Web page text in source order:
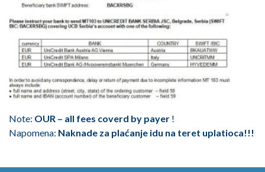
Note: OUR – all fees coverd by payer !
Napomena: Naknade za plaćanje idu na teret uplatioca!!!